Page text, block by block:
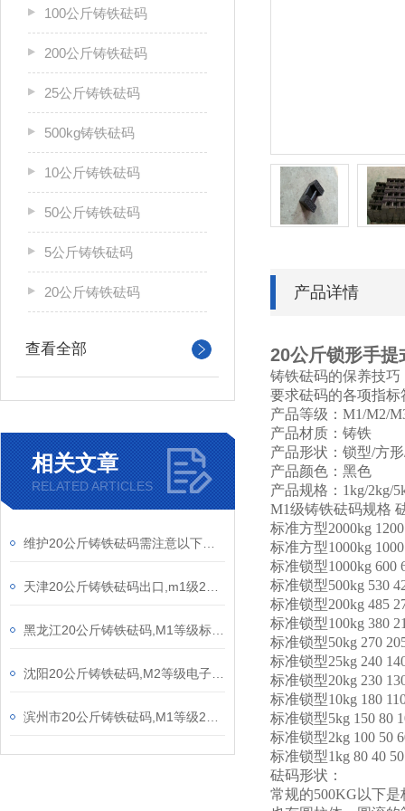
100公斤铸铁砝码
200公斤铸铁砝码
25公斤铸铁砝码
500kg铸铁砝码
10公斤铸铁砝码
50公斤铸铁砝码
5公斤铸铁砝码
20公斤铸铁砝码
查看全部
相关文章
RELATED ARTICLES
产品详情
20公斤锁形手
铸铁砝码的保养技
要求砝码的各项指标
产品等级：M1/M2/
产品材质：铸铁
产品形状：锁型/方
产品颜色：黑色
产品规格：1kg/2kg/
M1级铸铁砝码规格
标准方型2000kg 1200
标准方型1000kg 1000
标准锁型1000kg 600
标准锁型500kg 530
标准锁型200kg 485
标准锁型100kg 380
标准锁型50kg 270
标准锁型25kg 240
标准锁型20kg 230
标准锁型10kg 180
标准锁型5kg 150 80
标准锁型2kg 100 50
标准锁型1kg 80 40 50
砝码形状：
常规的500KG以下